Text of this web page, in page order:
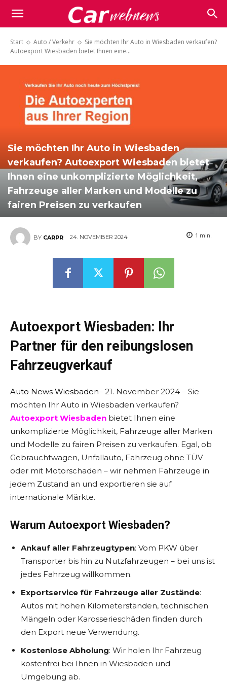
Carwebnews.com
Start Auto / Verkehr
Sie möchten Ihr Auto in Wiesbaden verkaufen?
Autoexport Wiesbaden bietet Ihnen eine...
Sie möchten Ihr Auto in Wiesbaden
verkaufen? Autoexport Wiesbaden bietet
Ihnen eine unkomplizierte Möglichkeit,
Fahrzeuge aller Marken und Modelle zu
fairen Preisen zu verkaufen
BY CARPR 24. NOVEMBER 2024 1 min.
Autoexport Wiesbaden: Ihr
Partner für den reibungslosen
Fahrzeugverkauf
Auto News Wiesbaden– 21. November 2024 – Sie
möchten Ihr Auto in Wiesbaden verkaufen?
Autoexport Wiesbaden bietet Ihnen eine
unkomplizierte Möglichkeit, Fahrzeuge aller Marken
und Modelle zu fairen Preisen zu verkaufen. Egal, ob
Gebrauchtwagen, Unfallauto, Fahrzeug ohne TÜV
oder mit Motorschaden – wir nehmen Fahrzeuge in
jedem Zustand an und exportieren sie auf
internationale Märkte.
Warum Autoexport Wiesbaden?
Ankauf aller Fahrzeugtypen: Vom PKW über
Transporter bis hin zu Nutzfahrzeugen – bei uns ist
jedes Fahrzeug willkommen.
Exportservice für Fahrzeuge aller Zustände:
Autos mit hohen Kilometerständen, technischen
Mängeln oder Karosserieschäden finden durch
den Export neue Verwendung.
Kostenlose Abholung: Wir holen Ihr Fahrzeug
kostenfrei bei Ihnen in Wiesbaden und
Umgebung ab.